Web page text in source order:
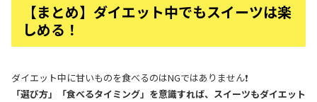
【まとめ】ダイエット中でもスイーツは楽
しめる！
ダイエット中に甘いものを食べるのはNGではありません❗
「選び方」「食べるタイミング」を意識すれば、スイーツもダイエット